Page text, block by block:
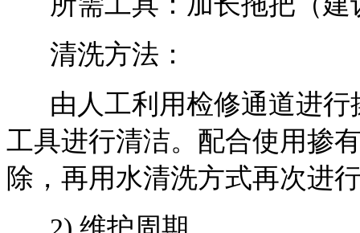
清洗方法：
由人工利用检修通道进行
工具进行清洁。配合使用掺
除，再用水清洗方式再次进